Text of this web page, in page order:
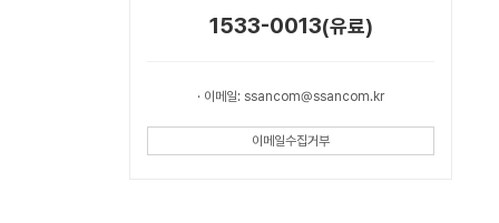
1533-0013(유료)
· 이메일: ssancom@ssancom.kr
이메일수집거부